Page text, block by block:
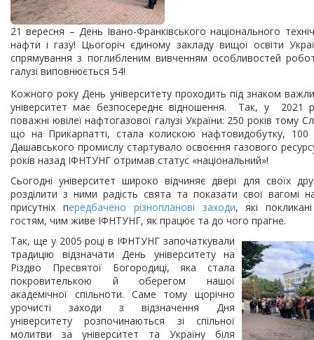
21 вересня – День Івано-Франківського національного
нафти і газу! Цьогоріч єдиному закладу вищої освіти
спрямування з поглибленим вивченням особливостей
галузі виповнюється 54!
Кожного року День університету проходить під знаком
університет має безпосереднє відношення. Так, у 2021
поважні ювілеї нафтогазової галузі України: 250 років тому
що на Прикарпатті, стала колискою нафтовидобутку, 100
Дашавського промислу стартувало освоєння газового
років назад ІФНТУНГ отримав статус «національний»!
Сьогодні університет широко відчиняє двері для своїх
розділити з ними радість свята та показати свої вагомі
присутніх передбачено різнопланові заходи, які
гостям, чим живе ІФНТУНГ, як працює та до чого прагне.
Так, ще у 2005 році в ІФНТУНГ започаткували
традицію відзначати День університету на
Різдво Пресвятої Богородиці, яка стала
покровителькою й оберегом нашої
академічної спільноти. Саме тому щорічно
урочисті заходи з відзначення Дня
університету розпочинаються зі спільної
молитви за університет та Україну біля